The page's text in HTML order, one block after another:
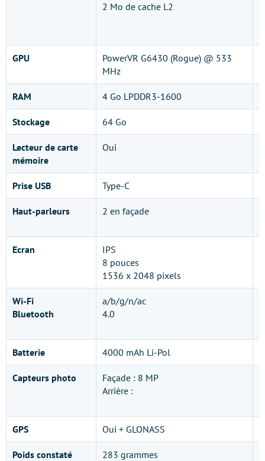
2 Mo de cache L2
GPU
PowerVR G6430 (Rogue) @ 533
MHz
RAM 4 Go LPDDR3-1600
Stockage 64 Go
Lecteur de carte
mémoire
Oui
Prise USB Type-C
Haut-parleurs 2 en façade
Ecran
IPS
8 pouces
1536 x 2048 pixels
Wi-Fi
Bluetooth
a/b/g/n/ac
4.0
Batterie 4000 mAh Li-Pol
Capteurs photo
Façade : 8 MP
Arrière :
GPS Oui + GLONASS
Poids constaté 283 grammes